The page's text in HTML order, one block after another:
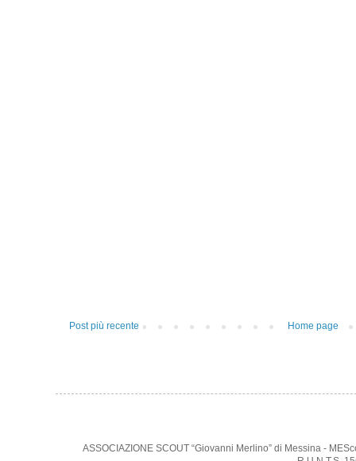
Post più recente Home page
ASSOCIAZIONE SCOUT “Giovanni Merlino” di Messina -